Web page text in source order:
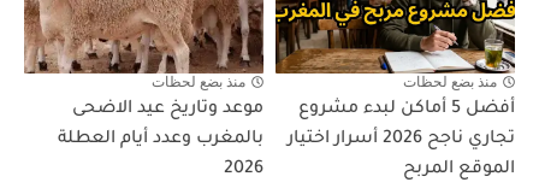
منذ بضع لحظات
أفضل 5 أماكن لبدء مشروع
تجاري ناجح 2026 أسرار اختيار
الموقع المربح
منذ بضع لحظات
موعد وتاريخ عيد الاضحى
بالمغرب وعدد أيام العطلة
2026